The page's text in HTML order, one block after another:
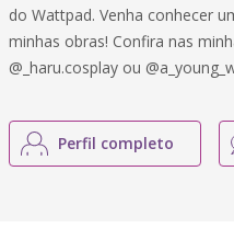
do Wattpad. Venha conhecer
minhas obras! Confira nas
@_haru.cosplay ou
Perfil completo